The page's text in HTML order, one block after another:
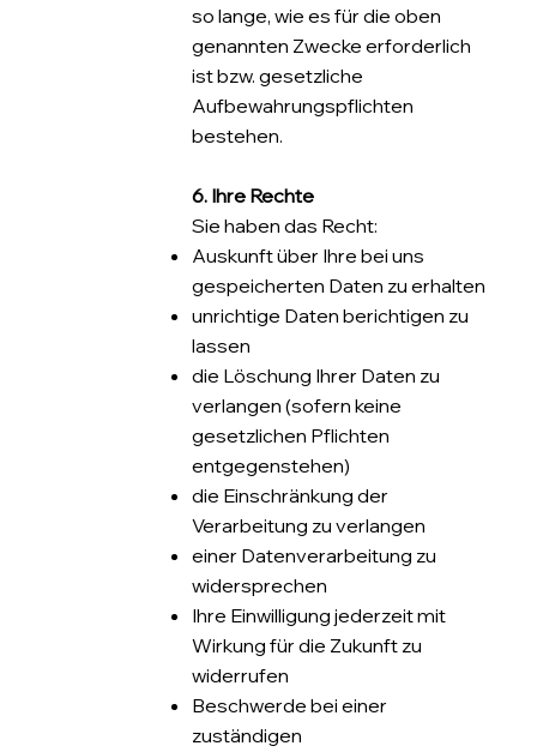
so lange, wie es für die oben
genannten Zwecke erforderlich
ist bzw. gesetzliche
Aufbewahrungspflichten
bestehen.
6. Ihre Rechte
Sie haben das Recht:
Auskunft über Ihre bei uns
gespeicherten Daten zu erhalten
unrichtige Daten berichtigen zu
lassen
die Löschung Ihrer Daten zu
verlangen (sofern keine
gesetzlichen Pflichten
entgegenstehen)
die Einschränkung der
Verarbeitung zu verlangen
einer Datenverarbeitung zu
widersprechen
Ihre Einwilligung jederzeit mit
Wirkung für die Zukunft zu
widerrufen
Beschwerde bei einer
zuständigen